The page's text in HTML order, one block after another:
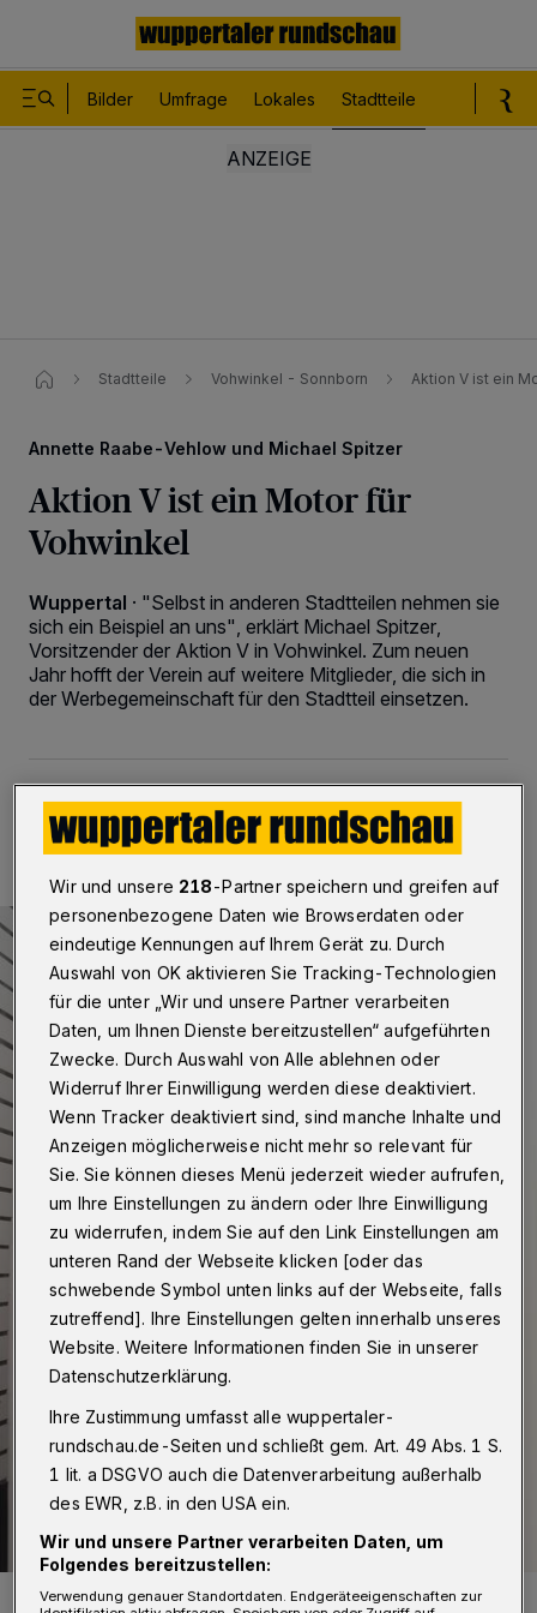
Bilder Umfrage Lokales Stadtteile
Stadtteile Vohwinkel - Sonnborn Aktion V ist ein
Annette Raabe-Vehlow und Michael Spitzer
Aktion V ist ein Motor für
Vohwinkel
Wuppertal · "Selbst in anderen Stadtteilen nehmen sie
sich ein Beispiel an uns", erklärt Michael Spitzer,
Vorsitzender der Aktion V in Vohwinkel. Zum neuen
Jahr hofft der Verein auf weitere Mitglieder, die sich in
der Werbegemeinschaft für den Stadtteil einsetzen.
31.01.2019 , 14:24 Uhr 2 Minuten Lesezeit
Annette Raabe-Vehlow und Michael Spitzer freuen sich über jeden,
Wir und unsere 218-Partner speichern und greifen auf
personenbezogene Daten wie Browserdaten oder
eindeutige Kennungen auf Ihrem Gerät zu. Durch
Auswahl von OK aktivieren Sie Tracking-Technologien
für die unter „Wir und unsere Partner verarbeiten
Daten, um Ihnen Dienste bereitzustellen“ aufgeführten
Zwecke. Durch Auswahl von Alle ablehnen oder
Widerruf Ihrer Einwilligung werden diese deaktiviert.
Wenn Tracker deaktiviert sind, sind manche Inhalte und
Anzeigen möglicherweise nicht mehr so relevant für
Sie. Sie können dieses Menü jederzeit wieder aufrufen,
um Ihre Einstellungen zu ändern oder Ihre Einwilligung
zu widerrufen, indem Sie auf den Link Einstellungen am
unteren Rand der Webseite klicken [oder das
schwebende Symbol unten links auf der Webseite, falls
zutreffend]. Ihre Einstellungen gelten innerhalb unseres
Website. Weitere Informationen finden Sie in unserer
Datenschutzerklärung.
Ihre Zustimmung umfasst alle wuppertaler-
rundschau.de-Seiten und schließt gem. Art. 49 Abs. 1 S.
1 lit. a DSGVO auch die Datenverarbeitung außerhalb
des EWR, z.B. in den USA ein.
Wir und unsere Partner verarbeiten Daten, um
Folgendes bereitzustellen:
Verwendung genauer Standortdaten. Endgeräteeigenschaften zur